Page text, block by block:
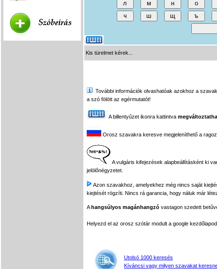
Kis türelmet kérek...
További információk olvashatóak azokhoz a
a szó fölött az egérmutatót!
A billentyűzet ikonra kattintva
Orosz szavakra keresve megjeleníthető a
A vulgáris kifejezések alapbeállításként ki
jelölőnégyzetet.
Azon szavakhoz, amelyekhez még nincs saját
kiejtését rögzíti. Nincs rá garancia, hogy náluk már
Ahangsúlyos magánhangzó vastagon szedett
Helyezd el az orosz szótár modult a google
Utolsó 1000 keresés
Kíváncsi vagy milyen szavakat